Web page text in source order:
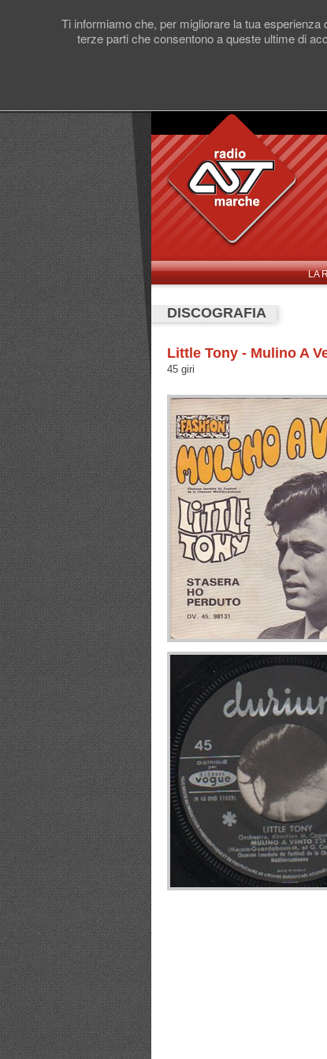
Ti informiamo che, per migliorare la tua
terze parti che consentono a queste ultime di
LA
DISCOGRAFIA
Little Tony - Mulino A
45 giri